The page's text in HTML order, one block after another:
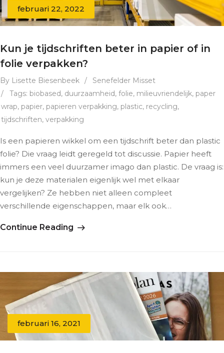
februari 22, 2022
Kun je tijdschriften beter in papier of in
folie verpakken?
By Lisette Biesenbeek /
Senefelder Misset
/
Tags: biobased, duurzaamheid, folie, milieuvriendelijk, paper
wrap, papier, papieren verpakking, plastic, recycling,
tijdschriften, verpakking
Is een papieren wikkel om een tijdschrift beter dan plastic
folie? Die vraag leidt geregeld tot discussie. Papier heeft
immers een veel duurzamer imago dan plastic. De vraag is:
kun je deze materialen eigenlijk wel met elkaar
vergelijken? Ze hebben niet alleen compleet
verschillende eigenschappen, maar elk ook…
Continue Reading
februari 16, 2021